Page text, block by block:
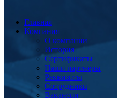
Главная
Компания
О компании
История
Сертификаты
Наши партнеры
Реквизиты
Сотрудники
Вакансии